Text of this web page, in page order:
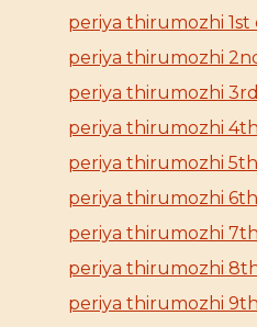
periya thirumozhi
periya thirumozhi
periya thirumozhi
periya thirumozhi
periya thirumozhi
periya thirumozhi
periya thirumozhi
periya thirumozhi
periya thirumozhi